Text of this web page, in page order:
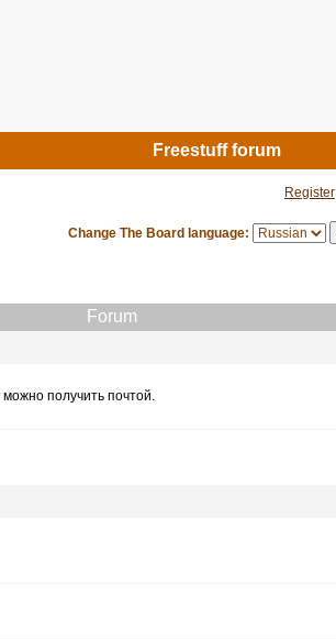
Freestuff forum
Register
Change The Board language:
Forum
получить почтой.